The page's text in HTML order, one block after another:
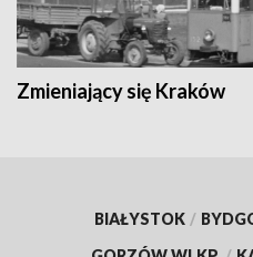
Zmieniający się Kraków
BIAŁYSTOK /